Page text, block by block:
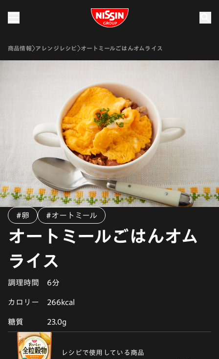
Nissin Group
商品情報 アレンジレシピ オートミールごはんオムライス
#卵 #オートミール
オートミールごはんオム
ライス
調理時間 6分
カロリー 266kcal
糖質 23.0g
レシピで使用している商品